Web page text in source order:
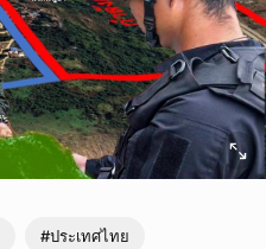
#ประเทศไทย